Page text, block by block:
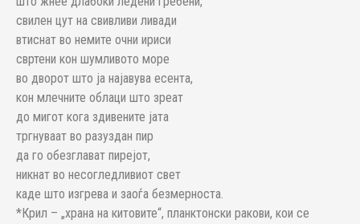
свилен цут на свивливи ливади
втиснат во немите очни ириси
свртени кон шумливото море
во дворот што ја најавува есента,
кон млечните облаци што зреат
до мигот кога здивените јата
тргнуваат во разуздан пир
да го обезглават пирејот,
никнат во несогледливиот свет
каде што изгрева и заоѓа безмерноста.
*Крил – „храна на китовите“, планктонски ракови, кои се